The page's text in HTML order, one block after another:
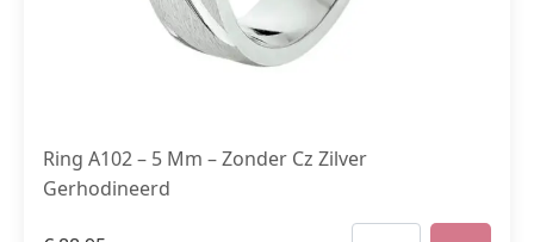
Ring A102 – 5 Mm – Zonder Cz Zilver
Gerhodineerd